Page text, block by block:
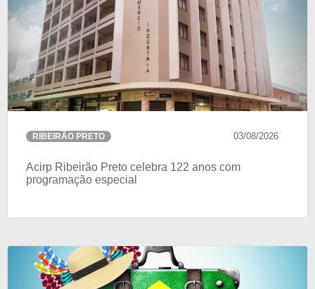
RIBEIRÃO PRETO 03/08/2026
Acirp Ribeirão Preto celebra 122 anos com
programação especial